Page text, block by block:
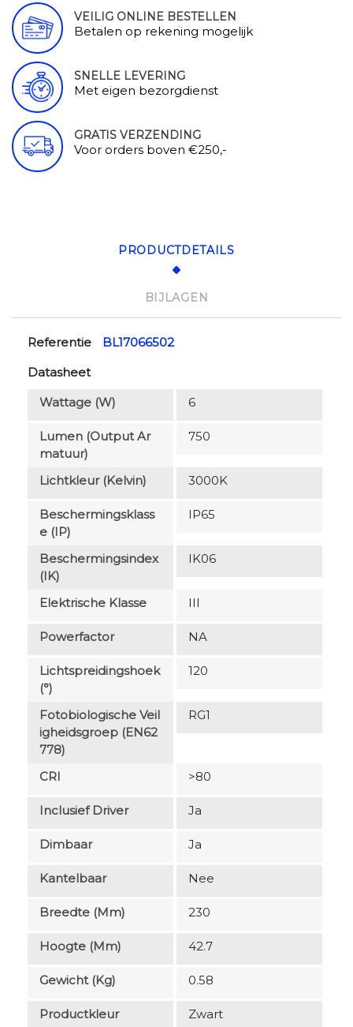
VEILIG ONLINE BESTELLEN
Betalen op rekening mogelijk
SNELLE LEVERING
Met eigen bezorgdienst
GRATIS VERZENDING
Voor orders boven €250,-
PRODUCTDETAILS
BIJLAGEN
Referentie
BL17066502
Datasheet
Wattage (W)
6
Lumen (output Ar
Matuur)
750
Lichtkleur (Kelvin) 3000K
Beschermingsklass
E (IP)
IP65
Beschermingsindex
(IK)
IK06
Elektrische Klasse III
Powerfactor NA
Lichtspreidingshoek
(°)
120
Fotobiologische Veil
Igheidsgroep (EN62
778)
RG1
CRI >80
Inclusief Driver Ja
Dimbaar Ja
Kantelbaar Nee
Breedte (mm) 230
Hoogte (mm) 42.7
Gewicht (kg) 0.58
Productkleur Zwart